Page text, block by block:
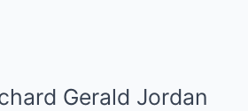
Gerald Jordan